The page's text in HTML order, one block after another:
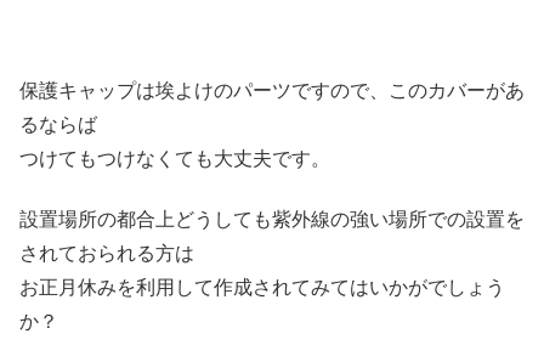
保護キャップは埃よけのパーツですので、このカバーがあ
るならば
つけてもつけなくても大丈夫です。
設置場所の都合上どうしても紫外線の強い場所での設置を
されておられる方は
お正月休みを利用して作成されてみてはいかがでしょう
か？